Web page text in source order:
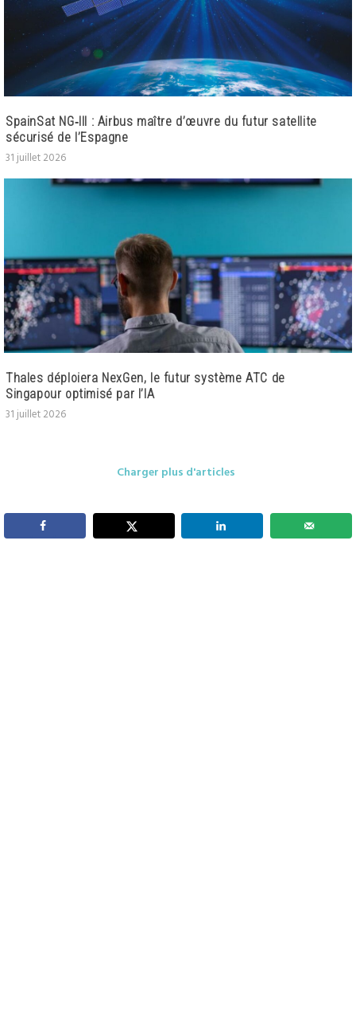
SpainSat NG‑III : Airbus maître d’œuvre du futur satellite
sécurisé de l’Espagne
31 juillet 2026
Thales déploiera NexGen, le futur système ATC de
Singapour optimisé par l’IA
31 juillet 2026
Charger plus d'articles